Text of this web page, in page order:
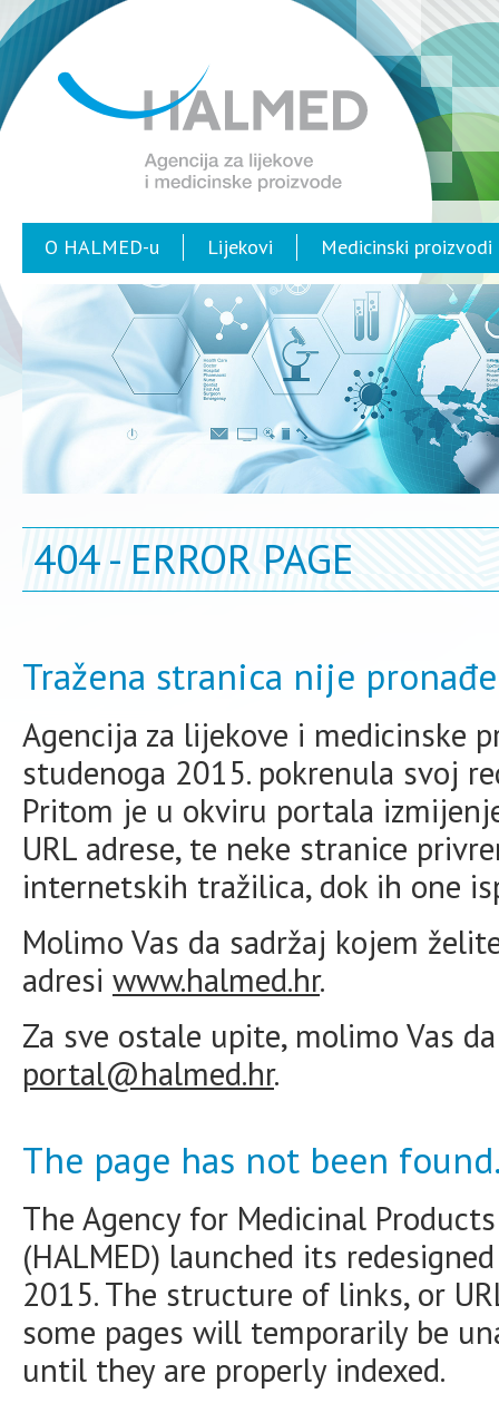
O HALMED-u Lijekovi Medicinski proizvodi
404 - ERROR PAGE
Tražena stranica nije
Agencija za lijekove i medicinske
studenoga 2015. pokrenula svoj
Pritom je u okviru portala
URL adrese, te neke stranice
internetskih tražilica, dok ih one
Molimo Vas da sadržaj kojem
adresi www.halmed.hr.
Za sve ostale upite, molimo Vas
portal@halmed.hr.
The page has not been
The Agency for Medicinal
(HALMED) launched its
2015. The structure of links, or
some pages will temporarily be
until they are properly indexed.